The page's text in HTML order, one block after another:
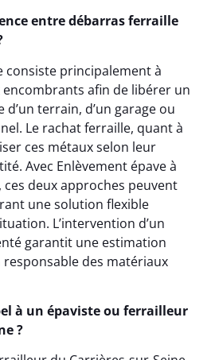
entre débarras ferraille
consiste principalement à
afin de libérer un
d’un terrain, d’un garage ou
Le rachat ferraille, quant à
ces métaux selon leur
Avec Enlèvement épave à
ces deux approches peuvent
une solution flexible
L’intervention d’un
garantit une estimation
des matériaux
à un épaviste ou ferrailleur
?